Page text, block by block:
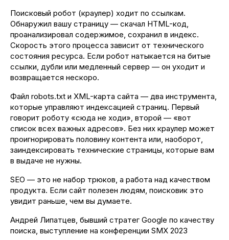
Поисковый робот (краулер) ходит по ссылкам.
Обнаружил вашу страницу — скачал HTML-код,
проанализировал содержимое, сохранил в индекс.
Скорость этого процесса зависит от технического
состояния ресурса. Если робот натыкается на битые
ссылки, дубли или медленный сервер — он уходит и
возвращается нескоро.
Файл robots.txt и XML-карта сайта — два инструмента,
которые управляют индексацией страниц. Первый
говорит роботу «сюда не ходи», второй — «вот
список всех важных адресов». Без них краулер может
проигнорировать половину контента или, наоборот,
заиндексировать технические страницы, которые вам
в выдаче не нужны.
SEO — это не набор трюков, а работа над качеством
продукта. Если сайт полезен людям, поисковик это
увидит раньше, чем вы думаете.
Андрей Липатцев, бывший стратег Google по качеству
поиска, выступление на конференции SMX 2023